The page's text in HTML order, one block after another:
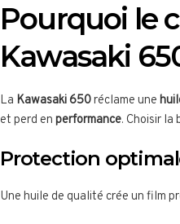
Pourquoi le
Kawasaki
La Kawasaki 650réclame une
et perd en performance. Choisir la
Protection
Une huile de qualité crée un film